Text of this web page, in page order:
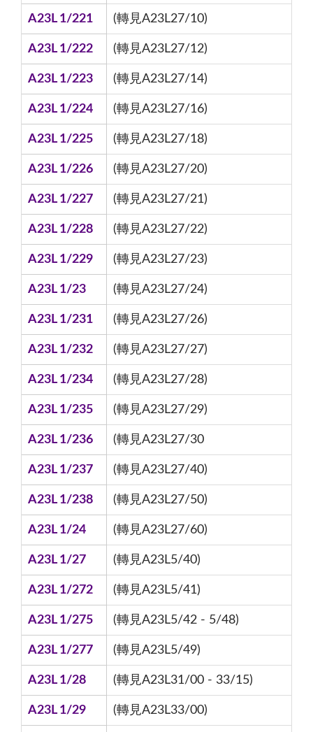
A23L 1/221 (轉見A23L27/10)
A23L 1/222 (轉見A23L27/12)
A23L 1/223 (轉見A23L27/14)
A23L 1/224 (轉見A23L27/16)
A23L 1/225 (轉見A23L27/18)
A23L 1/226 (轉見A23L27/20)
A23L 1/227 (轉見A23L27/21)
A23L 1/228 (轉見A23L27/22)
A23L 1/229 (轉見A23L27/23)
A23L 1/23 (轉見A23L27/24)
A23L 1/231 (轉見A23L27/26)
A23L 1/232 (轉見A23L27/27)
A23L 1/234 (轉見A23L27/28)
A23L 1/235 (轉見A23L27/29)
A23L 1/236 (轉見A23L27/30
A23L 1/237 (轉見A23L27/40)
A23L 1/238 (轉見A23L27/50)
A23L 1/24 (轉見A23L27/60)
A23L 1/27 (轉見A23L5/40)
A23L 1/272 (轉見A23L5/41)
A23L 1/275 (轉見A23L5/42 - 5/48)
A23L 1/277 (轉見A23L5/49)
A23L 1/28 (轉見A23L31/00 - 33/15)
A23L 1/29 (轉見A23L33/00)